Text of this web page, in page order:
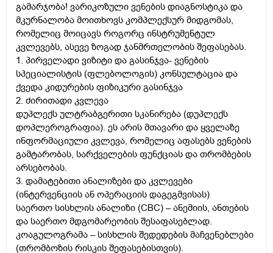
გამარჯობა! ვარიკოზული ვენების დიაგნოსტიკა და
მკურნალობა მოითხოვს კომპლექსურ მიდგომას,
რომელიც მოიცავს როგორც ინსტრუმენტულ
კვლევებს, ასევე ზოგად ჯანმრთელობის შეფასებას.
1. პირველადი ვიზიტი და გასინჯვა- ვენების
სპეციალისტის (ფლებოლოგის) კონსულტაცია და
ქვედა კიდურების ფიზიკური გასინჯვა
2. ძირითადი კვლევა
დუპლექს ულტრაბგერითი სკანირება (დუპლექს
დოპლეროგრაფია). ეს არის მთავარი და ყველაზე
ინფორმაციული კვლევა, რომელიც აფასებს ვენების
გამტარობას, სარქველების ფუნქციას და თრომბების
არსებობას.
3. დამატებითი ანალიზები და კვლევები
(ინტერვენციის ან ოპერაციის დაგეგმვისას)
საერთო სისხლის ანალიზი (CBC) – ანემიის, ანთების
და საერთო მდგომარეობის შესაფასებლად.
კოაგულოგრამა – სისხლის შედედების მაჩვენებლები
(თრომბოზის რისკის შეფასებისთვის).